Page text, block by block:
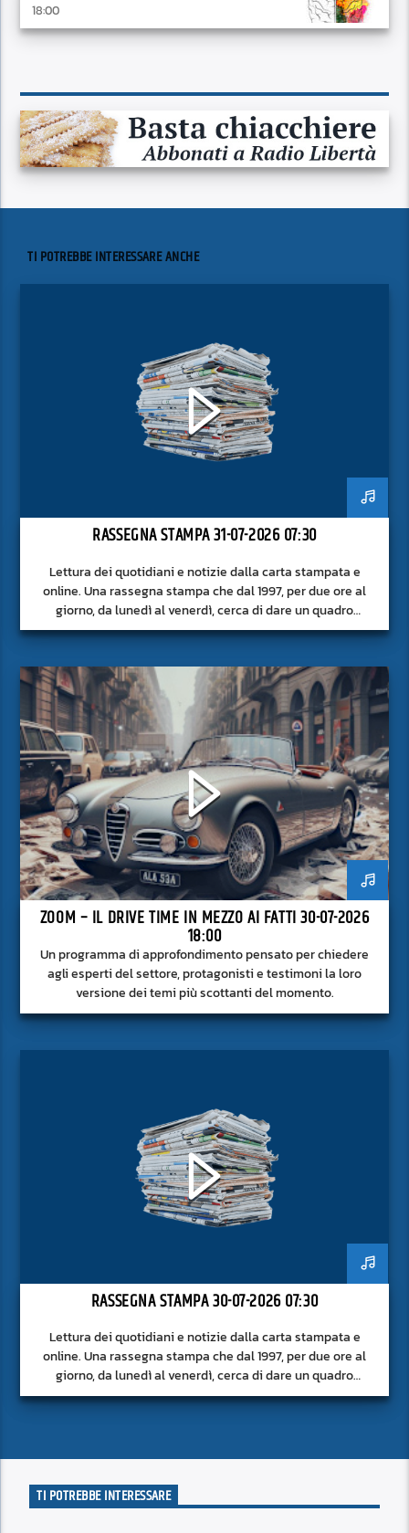
18:00
TI POTREBBE INTERESSARE ANCHE
RASSEGNA STAMPA 31-07-2026 07:30
Lettura dei quotidiani e notizie dalla carta stampata e
online. Una rassegna stampa che dal 1997, per due ore al
giorno, da lunedì al venerdì, cerca di dare un quadro
approfondito delle notizie del giorno, senza fermarsi alla
ZOOM – IL DRIVE TIME IN MEZZO AI FATTI 30-07-2026
18:00
Un programma di approfondimento pensato per chiedere
agli esperti del settore, protagonisti e testimoni la loro
versione dei temi più scottanti del momento.
RASSEGNA STAMPA 30-07-2026 07:30
Lettura dei quotidiani e notizie dalla carta stampata e
online. Una rassegna stampa che dal 1997, per due ore al
giorno, da lunedì al venerdì, cerca di dare un quadro
approfondito delle notizie del giorno, senza fermarsi alla
TI POTREBBE INTERESSARE